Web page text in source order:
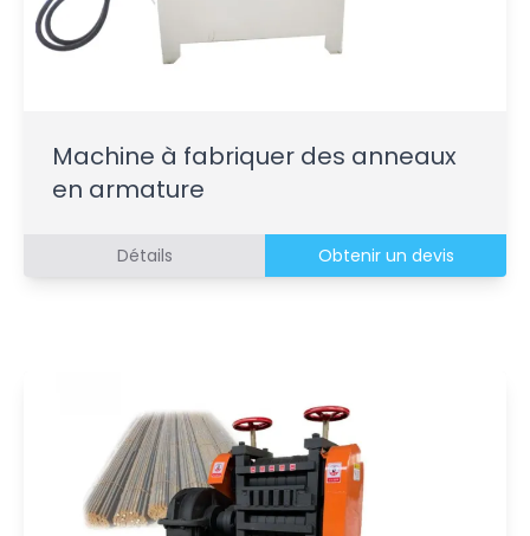
Machine à fabriquer des anneaux
en armature
Détails Obtenir un devis